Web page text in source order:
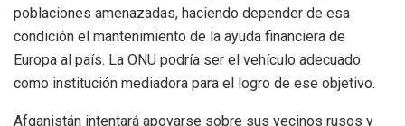
poblaciones amenazadas, haciendo depender de esa
condición el mantenimiento de la ayuda financiera de
Europa al país. La ONU podría ser el vehículo adecuado
como institución mediadora para el logro de ese objetivo.
Afganistán intentará apoyarse sobre sus vecinos rusos y